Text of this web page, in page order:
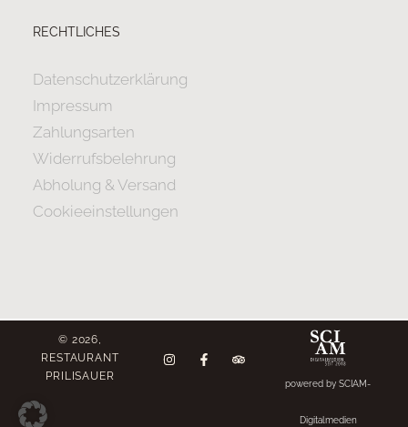
RECHTLICHES
Datenschutzerklärung
Impressum
Zahlungsarten
Widerrufsbelehrung
Abholung & Versand
Cookieeinstellungen
© 2026,
RESTAURANT
PRILISAUER
powered by SCIAM-
Digitalmedien